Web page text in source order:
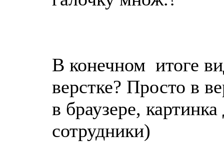
В конечном итоге
верстке? Просто в
в браузере,
сотрудники)